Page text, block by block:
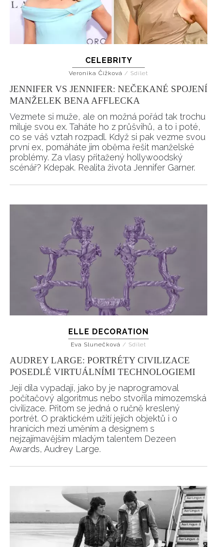
Přihlášením k newsletteru souhlasíte s Obchodními
podmínkami společnosti BurdaMedia Extra s.r.o.a
potvrzujete, že jste se seznámili se
Zásadami
ochrany soukromí- BurdaMedia Extra s.r.o. bude s
Vašimi údaji pracovat zejména k organizaci a
vyhodnocení akce a zasílání novinek.
Chcete navíc dostávat i další zajímavé a exkluzivní
informace od našich partnerů? Pokud souhlasíte se
soukromí BurdaMedia Extra s.r.o. , zaškrtněte toto pole.
CELEBRITY
Veronika Čížková / Sdílet
JENNIFER VS JENNIFER: NEČEKANÉ SPOJENÍ
MANŽELEK BENA AFFLECKA
Vezmete si muže, ale on možná pořád tak trochu
miluje svou ex. Taháte ho z průšvihů, a to i poté,
co se váš vztah rozpadl. Když si pak vezme svou
první ex, pomáháte jim oběma řešit manželské
problémy. Za vlasy přitažený hollywoodský
scénář? Kdepak. Realita života Jennifer Garner.
ELLE DECORATION
Eva Slunečková / Sdílet
AUDREY LARGE: PORTRÉTY CIVILIZACE
POSEDLÉ VIRTUÁLNÍMI TECHNOLOGIEMI
Její díla vypadají, jako by je naprogramoval
počítačový algoritmus nebo stvořila mimozemská
civilizace. Přitom se jedná o ručně kreslený
portrét. O praktickém užití jejích objektů i o
hranicích mezi uměním a designem s
nejzajímavějším mladým talentem Dezeen
Awards, Audrey Large.